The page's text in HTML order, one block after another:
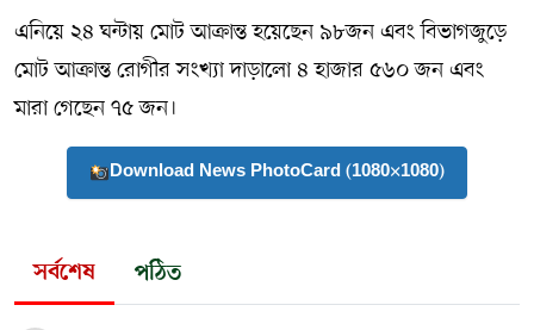
এনিয়ে ২৪ ঘন্টায় মোট আক্রান্ত হয়েছেন ৯৮জন এবং বিভাগজুড়ে
মোট আক্রান্ত রোগীর সংখ্যা দাড়ালো ৪ হাজার ৫৬০ জন এবং
মারা গেছেন ৭৫ জন।
Download News PhotoCard (1080×1080)
সর্বশেষ পঠিত